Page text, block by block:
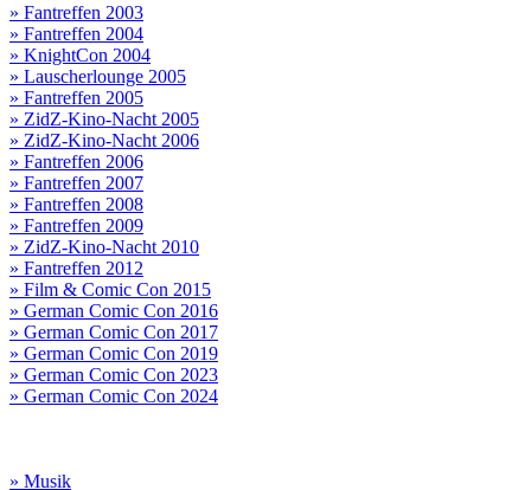
» Fantreffen 2003
» Fantreffen 2004
» KnightCon 2004
» Lauscherlounge 2005
» Fantreffen 2005
» ZidZ-Kino-Nacht 2005
» ZidZ-Kino-Nacht 2006
» Fantreffen 2006
» Fantreffen 2007
» Fantreffen 2008
» Fantreffen 2009
» ZidZ-Kino-Nacht 2010
» Fantreffen 2012
» Film & Comic Con 2015
» German Comic Con 2016
» German Comic Con 2017
» German Comic Con 2019
» German Comic Con 2023
» German Comic Con 2024
» Musik